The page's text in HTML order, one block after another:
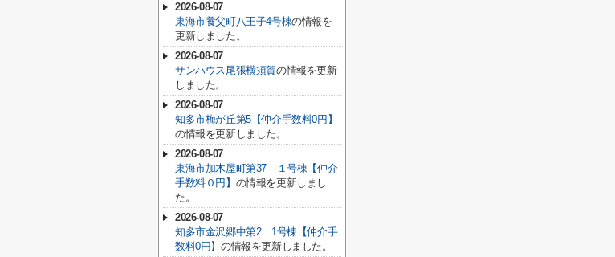
2026-08-07
東海市養父町八王子4号棟の情報を
更新しました。
2026-08-07
サンハウス尾張横須賀の情報を更新
しました。
2026-08-07
知多市梅が丘第5【仲介手数料0円】
の情報を更新しました。
2026-08-07
東海市加木屋町第37 １号棟【仲介
手数料０円】 の情報を更新しまし
た。
2026-08-07
知多市金沢郷中第2 1号棟【仲介手
数料0円】の情報を更新しました。